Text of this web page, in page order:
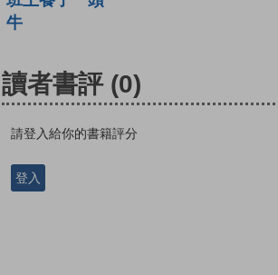
牛
讀者書評 (0)
請登入給你的書籍評分
登入